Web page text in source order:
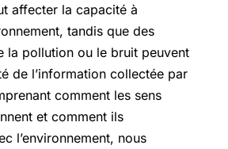
affecter la capacité à
tandis que des
la pollution ou le bruit peuvent
de l’information collectée par
comment les sens
et comment ils
l’environnement, nous